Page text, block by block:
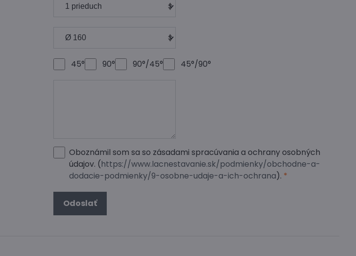
45° 90° 90°/45° 45°/90°
Oboznámil som sa so zásadami spracúvania a ochrany osobných
údajov. (https://www.lacnestavanie.sk/podmienky/obchodne-a-
dodacie-podmienky/9-osobne-udaje-a-ich-ochrana). *
Odoslať